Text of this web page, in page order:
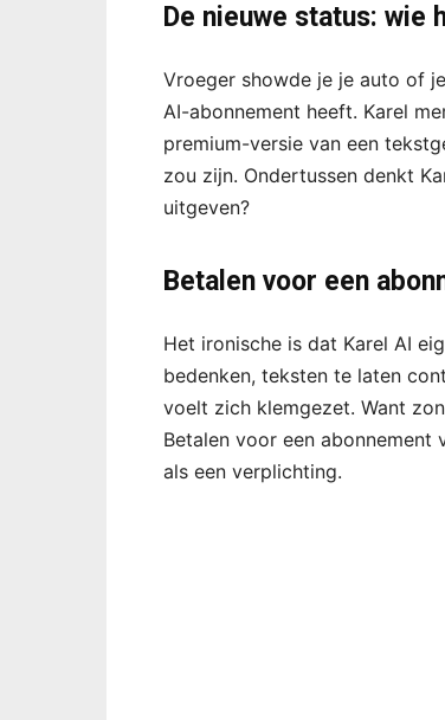
De nieuwe status: wie
Vroeger showde je je auto of
AI-abonnement heeft. Karel
premium-versie van een
zou zijn. Ondertussen denkt
uitgeven?
Betalen voor een
Het ironische is dat Karel AI
bedenken, teksten te laten
voelt zich klemgezet. Want
Betalen voor een abonnement
als een verplichting.